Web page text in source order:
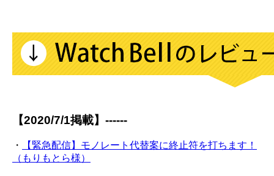
【2020/7/1掲載】------
・
【緊急配信】モノレート代替案に終止符を打ちます！
（もりもとら様）